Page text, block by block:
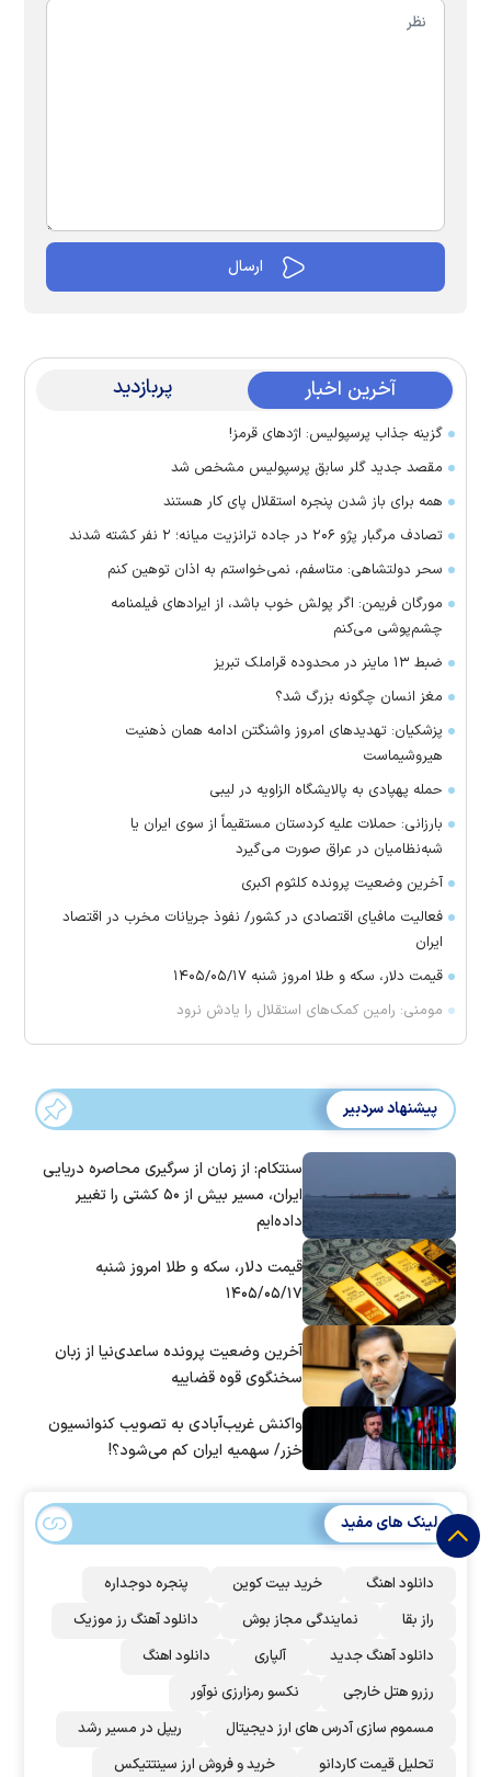
آخرین اخبار پربازدید
گزینه جذاب پرسپولیس: اژد‌های قرمز!
مقصد جدید گلر سابق پرسپولیس مشخص شد
همه برای باز شدن پنجره استقلال پای کار هستند
تصادف مرگبار پژو ۲۰۶ در جاده ترانزیت میانه؛ ۲ نفر کشته شدند
سحر دولتشاهی: متاسفم، نمی‌خواستم به اذان توهین کنم
مورگان فریمن: اگر پولش خوب باشد، از ایراد‌های فیلمنامه
چشم‌پوشی می‌کنم
ضبط ۱۳ ماینر در محدوده قراملک تبریز
مغز انسان چگونه بزرگ شد؟
پزشکیان: تهدید‌های امروز واشنگتن ادامه همان ذهنیت
هیروشیماست
حمله پهپادی به پالایشگاه الزاویه در لیبی
بارزانی: حملات علیه کردستان مستقیماً از سوی ایران یا
شبه‌نظامیان در عراق صورت می‌گیرد
آخرین وضعیت پرونده کلثوم اکبری
فعالیت مافیای اقتصادی در کشور/ نفوذ جریانات مخرب در اقتصاد
ایران
قیمت دلار، سکه و طلا امروز شنبه ۱۴۰۵/۰۵/۱۷
مومنی: رامین کمک‌های استقلال را یادش نرود
پیشنهاد سردبیر
سنتکام: از زمان از سرگیری محاصره دریایی
ایران، مسیر بیش از ۵۰ کشتی را تغییر
داده‌ایم
قیمت دلار، سکه و طلا امروز شنبه
۱۴۰۵/۰۵/۱۷
آخرین وضعیت پرونده ساعدی‌نیا از زبان
سخنگوی قوه قضاییه
واکنش غریب‌آبادی به تصویب کنوانسیون
خزر/ سهمیه ایران کم می‌شود؟!
لینک های مفید
دانلود اهنگ خرید بیت کوین
پنجره دوجداره
راز بقا
نمایندگی مجاز بوش
دانلود آهنگ رز‌ موزیک
دانلود آهنگ جدید
آلپاری
دانلود اهنگ
رزرو هتل خارجی
نکسو رمزارزی نوآور
مسموم سازی آدرس های ارز دیجیتال
ریپل در مسیر رشد
تحلیل قیمت کاردانو
خرید و فروش ارز سینتتیکس